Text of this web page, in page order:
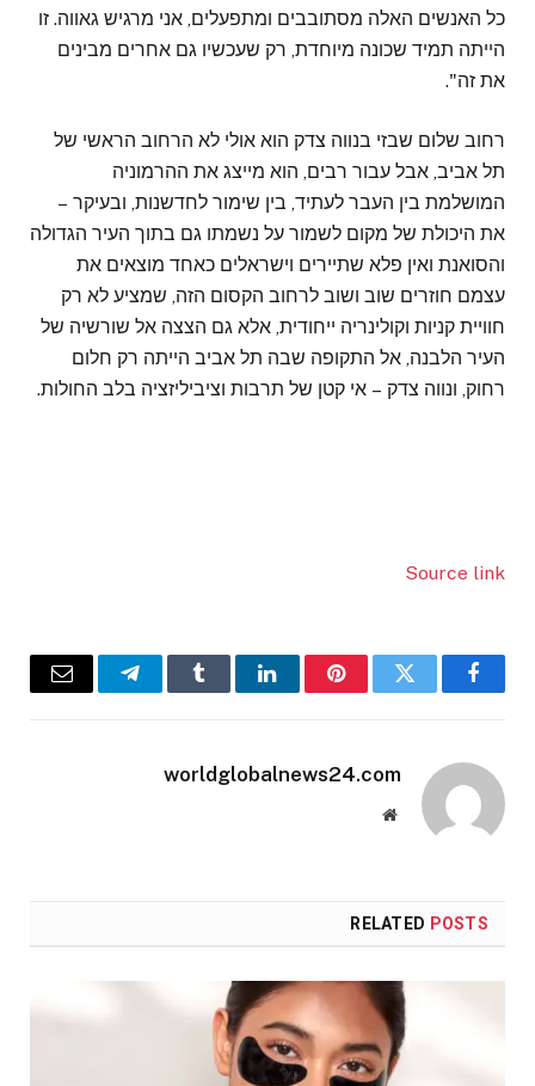
כל האנשים האלה מסתובבים ומתפעלים, אני מרגיש גאווה. זו
הייתה תמיד שכונה מיוחדת, רק שעכשיו גם אחרים מבינים
את זה".
רחוב שלום שבזי בנווה צדק הוא אולי לא הרחוב הראשי של
תל אביב, אבל עבור רבים, הוא מייצג את ההרמוניה
המושלמת בין העבר לעתיד, בין שימור לחדשנות, ובעיקר –
את היכולת של מקום לשמור על נשמתו גם בתוך העיר הגדולה
והסואנת ואין פלא שתיירים וישראלים כאחד מוצאים את
עצמם חוזרים שוב ושוב לרחוב הקסום הזה, שמציע לא רק
חוויית קניות וקולינריה ייחודית, אלא גם הצצה אל שורשיה של
העיר הלבנה, אל התקופה שבה תל אביב הייתה רק חלום
רחוק, ונווה צדק – אי קטן של תרבות וציביליזציה בלב החולות.
Source link
Facebook
Twitter
Pinterest
LinkedIn
Tumblr
Telegram
Email
worldglobalnews24.com
Website
RELATED POSTS